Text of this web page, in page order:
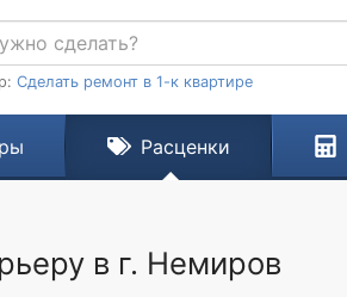
Сделать ремонт в 1-к квартире
Расценки
в г. Немиров